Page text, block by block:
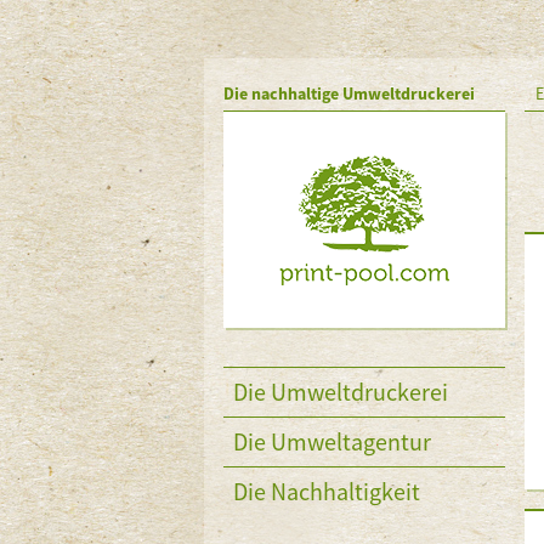
Die nachhaltige Umweltdruckerei
Die Umweltdruckerei
Die Umweltagentur
Die Nachhaltigkeit